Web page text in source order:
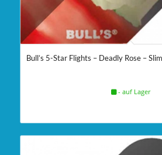
Bull’s 5-Star Flights – Deadly Rose – Slim
- auf Lager